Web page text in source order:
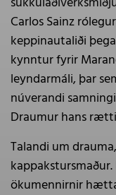
Carlos Sainz
keppinautaliði
kynntur fyrir
leyndarmáli, þar
núverandi
Draumur hans
Talandi um
ökumennirnir